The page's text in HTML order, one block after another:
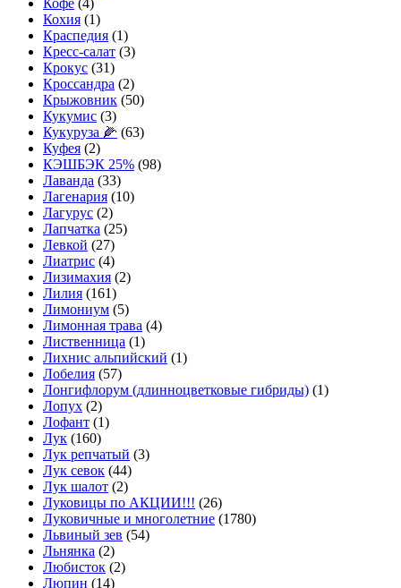
Кофе (4)
Кохия (1)
Краспедия (1)
Кресс-салат (3)
Крокус (31)
Кроссандра (2)
Крыжовник (50)
Кукумис (3)
Кукуруза 🌽 (63)
Куфея (2)
КЭШБЭК 25% (98)
Лаванда (33)
Лагенария (10)
Лагурус (2)
Лапчатка (25)
Левкой (27)
Лиатрис (4)
Лизимахия (2)
Лилия (161)
Лимониум (5)
Лимонная трава (4)
Лиственница (1)
Лихнис альпийский (1)
Лобелия (57)
Лонгифлорум (длинноцветковые гибриды) (1)
Лопух (2)
Лофант (1)
Лук (160)
Лук репчатый (3)
Лук севок (44)
Лук шалот (2)
Луковицы по АКЦИИ!!! (26)
Луковичные и многолетние (1780)
Львиный зев (54)
Льнянка (2)
Любисток (2)
Люпин (14)